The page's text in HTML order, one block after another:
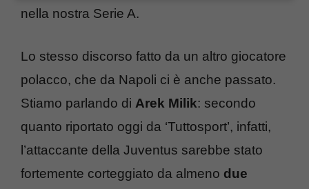
nella nostra Serie A.
Lo stesso discorso fatto da un altro giocatore
polacco, che da Napoli ci è anche passato.
Stiamo parlando di Arek Milik: secondo
quanto riportato oggi da ‘Tuttosport’, infatti,
l’attaccante della Juventus sarebbe stato
fortemente corteggiato da almeno due